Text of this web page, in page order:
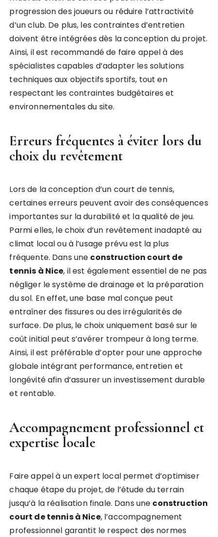
progression des joueurs ou réduire l’attractivité
d’un club. De plus, les contraintes d’entretien
doivent être intégrées dès la conception du projet.
Ainsi, il est recommandé de faire appel à des
spécialistes capables d’adapter les solutions
techniques aux objectifs sportifs, tout en
respectant les contraintes budgétaires et
environnementales du site.
Erreurs fréquentes à éviter lors du
choix du revêtement
Lors de la conception d’un court de tennis,
certaines erreurs peuvent avoir des conséquences
importantes sur la durabilité et la qualité de jeu.
Parmi elles, le choix d’un revêtement inadapté au
climat local ou à l’usage prévu est la plus
fréquente. Dans une construction court de
tennis à Nice, il est également essentiel de ne pas
négliger le système de drainage et la préparation
du sol. En effet, une base mal conçue peut
entraîner des fissures ou des irrégularités de
surface. De plus, le choix uniquement basé sur le
coût initial peut s’avérer trompeur à long terme.
Ainsi, il est préférable d’opter pour une approche
globale intégrant performance, entretien et
longévité afin d’assurer un investissement durable
et rentable.
Accompagnement professionnel et
expertise locale
Faire appel à un expert local permet d’optimiser
chaque étape du projet, de l’étude du terrain
jusqu’à la réalisation finale. Dans une construction
court de tennis à Nice, l’accompagnement
professionnel garantit le respect des normes